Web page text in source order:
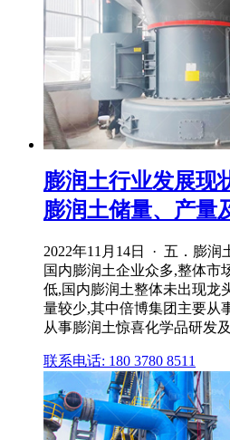
膨润土行业发展现
膨润土储量、产量
2022年11月14日 · 五．膨润
国内膨润土企业众多,整体市
低,国内膨润土整体未出现龙
量较少,其中倍博集团主要从
从事膨润土惊喜化学品研发
联系电话: 180 3780 8511